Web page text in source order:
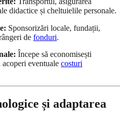
didactice și cheltuielile personale.
Sponsorizări locale, fundații,
de fonduri.
Începe să economisești
eventuale costuri
și adaptarea